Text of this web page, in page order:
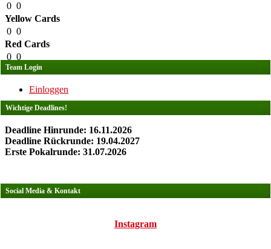
0 0
Yellow Cards
0 0
Red Cards
0 0
Team Login
Einloggen
Wichtige Deadlines!
Deadline Hinrunde: 16.11.2026
Deadline Rückrunde: 19.04.2027
Erste Pokalrunde: 31.07.2026
Social Media & Kontakt
Instagram